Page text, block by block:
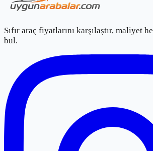
Sıfır araç fiyatlarını karşılaştır, maliyet
bul.